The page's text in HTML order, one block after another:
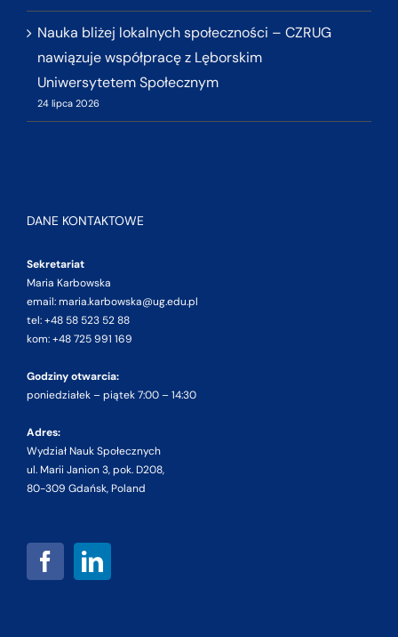
Nauka bliżej lokalnych społeczności – CZRUG
nawiązuje współpracę z Lęborskim
Uniwersytetem Społecznym
24 lipca 2026
DANE KONTAKTOWE
Sekretariat
Maria Karbowska
email: maria.karbowska@ug.edu.pl
tel: +48 58 523 52 88
kom: +48 725 991 169
Godziny otwarcia:
poniedziałek – piątek 7:00 – 14:30
Adres:
Wydział Nauk Społecznych
ul. Marii Janion 3, pok. D208,
80-309 Gdańsk, Poland